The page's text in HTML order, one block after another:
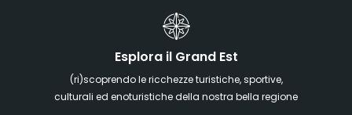
Esplora il Grand Est
(ri)scoprendo le ricchezze turistiche, sportive,
culturali ed enoturistiche della nostra bella regione